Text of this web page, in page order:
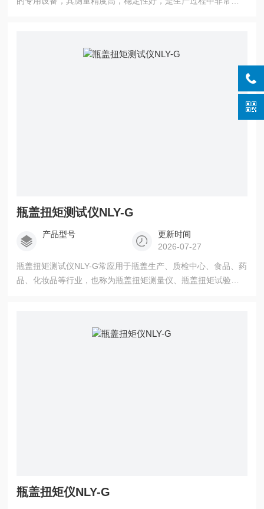
瓶盖扭矩测试仪NLY-G
产品型号
更新时间
2026-07-27
瓶盖扭矩测试仪NLY-G常应用于瓶盖生产、质检中心、食品、药
品、化妆品等行业，也称为瓶盖扭矩测量仪、瓶盖扭矩试验仪
瓶盖扭矩仪NLY-G